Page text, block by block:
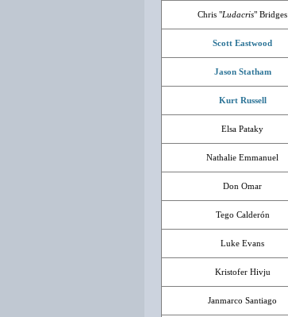
Chris "Ludacris" Bridges
Scott Eastwood
Jason Statham
Kurt Russell
Elsa Pataky
Nathalie Emmanuel
Don Omar
Tego Calderón
Luke Evans
Kristofer Hivju
Janmarco Santiago